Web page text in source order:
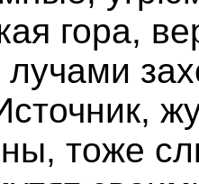
гора,
лучами
тоже